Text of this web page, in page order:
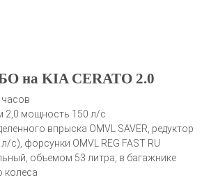
на KIA CERATO 2.0
часов
2,0 мощность 150 л/с
впрыска OMVL SAVER, редуктор
с), форсунки OMVL REG FAST RU
объемом 53 литра, в багажнике
колеса